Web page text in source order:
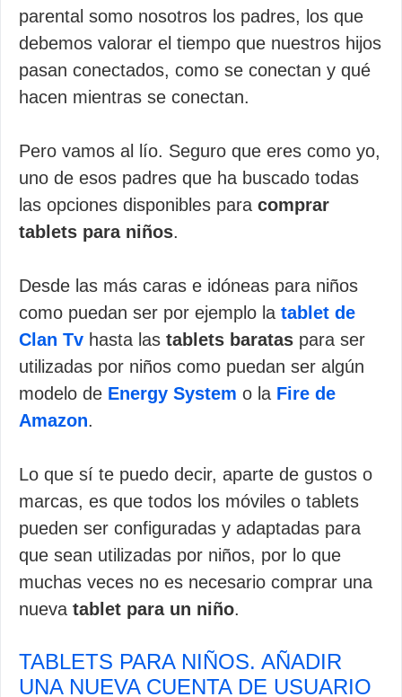
parental somo nosotros los padres, los que
debemos valorar el tiempo que nuestros hijos
pasan conectados, como se conectan y qué
hacen mientras se conectan.
Pero vamos al lío. Seguro que eres como yo,
uno de esos padres que ha buscado todas
las opciones disponibles para comprar
tablets para niños.
Desde las más caras e idóneas para niños
como puedan ser por ejemplo la tablet de
Clan Tv hasta las tablets baratas para ser
utilizadas por niños como puedan ser algún
modelo de Energy System o la Fire de
Amazon.
Lo que sí te puedo decir, aparte de gustos o
marcas, es que todos los móviles o tablets
pueden ser configuradas y adaptadas para
que sean utilizadas por niños, por lo que
muchas veces no es necesario comprar una
nueva tablet para un niño.
TABLETS PARA NIÑOS. AÑADIR
UNA NUEVA CUENTA DE USUARIO